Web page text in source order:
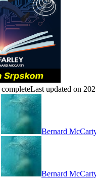
Last updated on
Bernard
Bernard